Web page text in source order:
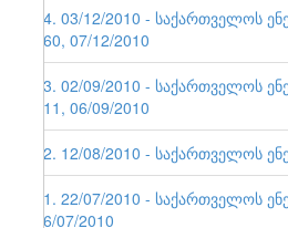
44. 03/12/2010 - საქართველოს
160, 07/12/2010
43. 02/09/2010 - საქართველოს
111, 06/09/2010
42. 12/08/2010 - საქართველოს
41. 22/07/2010 - საქართველოს
26/07/2010